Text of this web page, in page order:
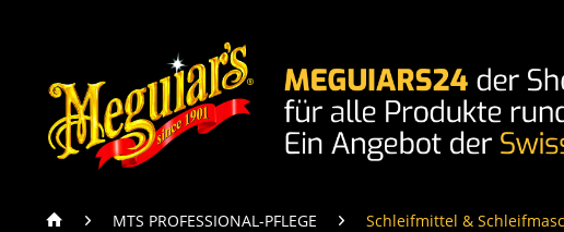
MTS PROFESSIONAL-PFLEGE Schleifmittel &